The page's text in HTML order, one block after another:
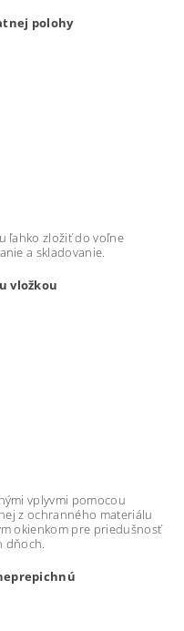
polohy
ľahko zložiť do voľne
a skladovanie.
vložkou
vplyvmi pomocou
z ochranného materiálu
okienkom pre priedušnosť
dňoch.